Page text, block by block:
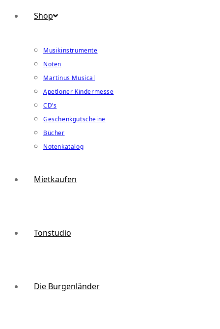
Shop
Musikinstrumente
Noten
Martinus Musical
Apetloner Kindermesse
CD’s
Geschenkgutscheine
Bücher
Notenkatalog
Mietkaufen
Tonstudio
Die Burgenländer